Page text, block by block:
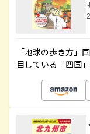
「地球の歩き方」
目している「四国